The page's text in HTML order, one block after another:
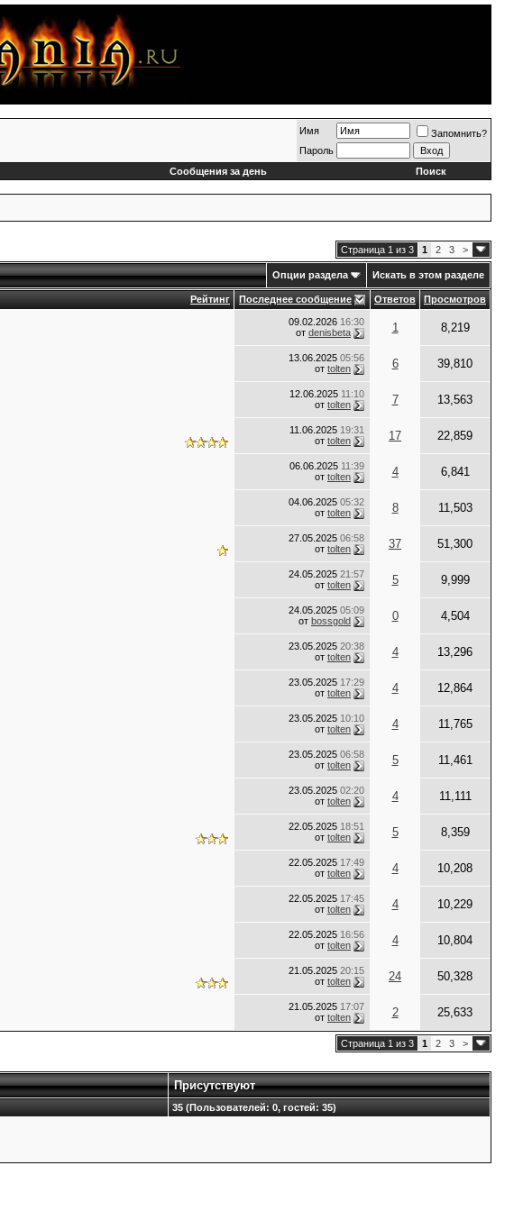
Имя
Запомнить?
Пароль
Сообщения за день Поиск
Страница 1 из 3 1 2 3 >
Опции раздела Искать в этом разделе
Рейтинг Последнее сообщение Ответов Просмотров
09.02.2026 16:30
от denisbeta 1 8,219
13.06.2025 05:56
от tolten 6 39,810
12.06.2025 11:10
от tolten 7 13,563
11.06.2025 19:31
от tolten 17 22,859
06.06.2025 11:39
от tolten 4 6,841
04.06.2025 05:32
от tolten 8 11,503
27.05.2025 06:58
от tolten 37 51,300
24.05.2025 21:57
от tolten 5 9,999
24.05.2025 05:09
от bossgold 0 4,504
23.05.2025 20:38
от tolten 4 13,296
23.05.2025 17:29
от tolten 4 12,864
23.05.2025 10:10
от tolten 4 11,765
23.05.2025 06:58
от tolten 5 11,461
23.05.2025 02:20
от tolten 4 11,111
22.05.2025 18:51
от tolten 5 8,359
22.05.2025 17:49
от tolten 4 10,208
22.05.2025 17:45
от tolten 4 10,229
22.05.2025 16:56
от tolten 4 10,804
21.05.2025 20:15
от tolten 24 50,328
21.05.2025 17:07
от tolten 2 25,633
Страница 1 из 3 1 2 3 >
Присутствуют
35 (Пользователей: 0, гостей: 35)